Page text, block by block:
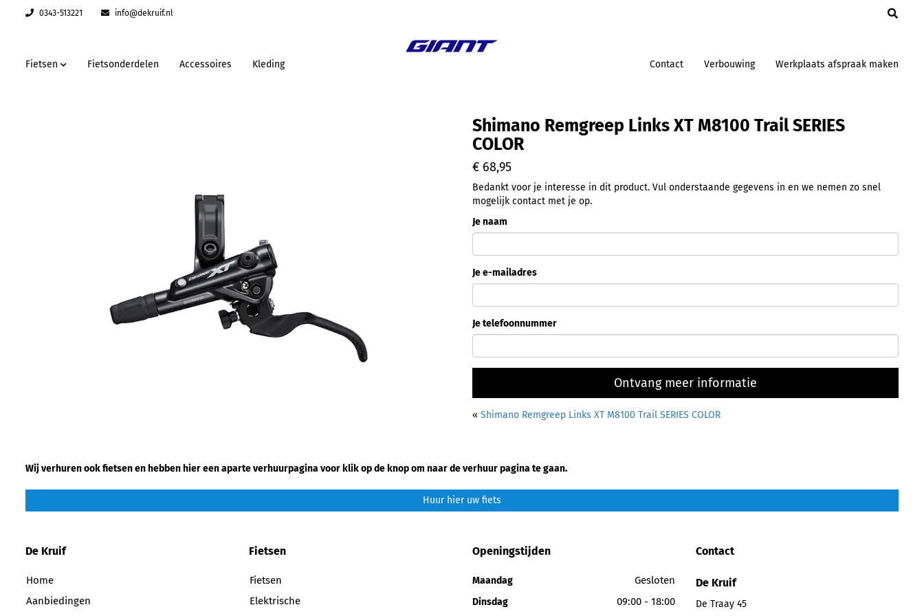
0343-513221 info@dekruif.nl
Fietsen Fietsonderdelen Accessoires Kleding Contact Verbouwing Werkplaats afspraak maken
Shimano Remgreep Links XT M8100 Trail SERIES
COLOR
€ 68,95
Bedankt voor je interesse in dit product. Vul onderstaande gegevens in en we nemen zo snel
mogelijk contact met je op.
Je naam
Je e-mailadres
Je telefoonnummer
Ontvang meer informatie
« Shimano Remgreep Links XT M8100 Trail SERIES COLOR
Wij verhuren ook fietsen en hebben hier een aparte verhuurpagina voor klik op de knop om naar de verhuur pagina te gaan.
Huur hier uw fiets
De Kruif
Home
Aanbiedingen
Fietsen
Fietsen
Elektrische
Openingstijden
Maandag Gesloten
Dinsdag 09:00 - 18:00
Contact
De Kruif
De Traay 45